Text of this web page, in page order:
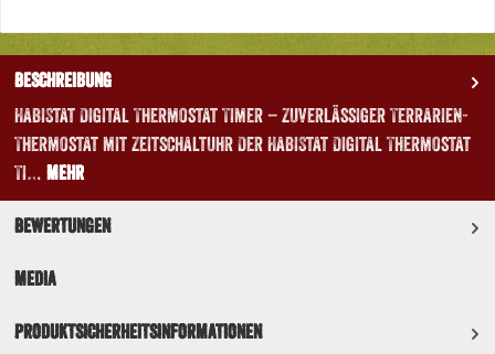
Beschreibung
HabiStat Digital Thermostat Timer – Zuverlässiger Terrarien-
Thermostat mit Zeitschaltuhr Der HabiStat Digital Thermostat
Ti… Mehr
Bewertungen
Media
Produktsicherheitsinformationen